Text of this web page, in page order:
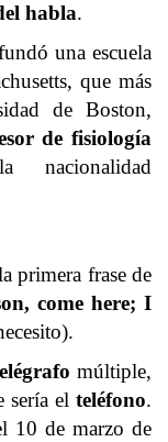
habla.
una escuela
que más
de Boston,
de fisiología
primera frase de
come here; I
múltiple,
sería el teléfono.
10 de marzo de